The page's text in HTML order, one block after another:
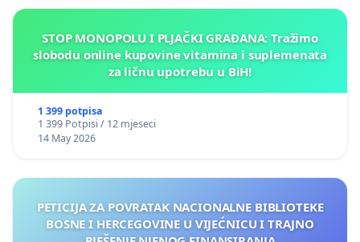
STOP MONOPOLU I PLJAČKI GRAĐANA: Tražimo
slobodu online kupovine vitamina i suplemenata
za ličnu upotrebu u BiH!
1 399 potpisa
1 399 Potpisi / 12 mjeseci
14 May 2026
PETICIJA ZA POVRATAK NACIONALNE BIBLIOTEKE
BOSNE I HERCEGOVINE U VIJEĆNICU I TRAJNO